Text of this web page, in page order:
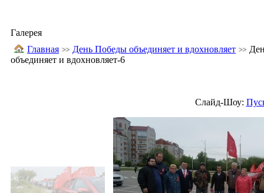
Галерея
Главная
День Победы объединяет и вдохновляет
объединяет и вдохновляет-6
Слайд-Шоу: